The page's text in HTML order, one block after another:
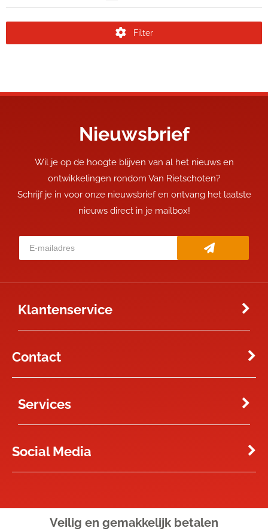
Filter
Nieuwsbrief
Wil je op de hoogte blijven van al het nieuws en
ontwikkelingen rondom Van Rietschoten?
Schrijf je in voor onze nieuwsbrief en ontvang het laatste
nieuws direct in je mailbox!
Klantenservice
Contact
Services
Social Media
Veilig en gemakkelijk betalen